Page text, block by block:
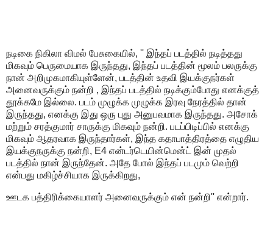
நடிகை நிகிலா விமல் பேசுகையில், '' இந்தப் படத்தில் நடித்தது
மிகவும் பெருமையாக இருந்தது, இந்தப் படத்தின் மூலம் பலருக்கு
நான் அறிமுகமாகியுள்ளேன், படத்தின் உதவி இயக்குநர்கள்
அனைவருக்கும் நன்றி , இந்தப் படத்தில் நடிக்கும்போது எனக்குத்
தூக்கமே இல்லை. படம் முழுக்க முழுக்க இரவு நேரத்தில் தான்
இருந்தது, எனக்கு இது ஒரு புது அனுபவமாக இருந்தது. அசோக்
மற்றும் சரத்குமார் சாருக்கு மிகவும் நன்றி. படப்பிடிப்பில் எனக்கு
மிகவும் ஆதரவாக இருந்தார்கள், இந்த கதாபாத்திரத்தை எழுதிய
இயக்குநருக்கு நன்றி, E4 என்டர்டெயின்மென்ட் இன் முதல்
படத்தில் நான் இருந்தேன். அதே போல் இந்தப் படமும் வெற்றி
என்பது மகிழ்ச்சியாக இருக்கிறது,
ஊடக பத்திரிக்கையாளர் அனைவருக்கும் என் நன்றி'' என்றார்.